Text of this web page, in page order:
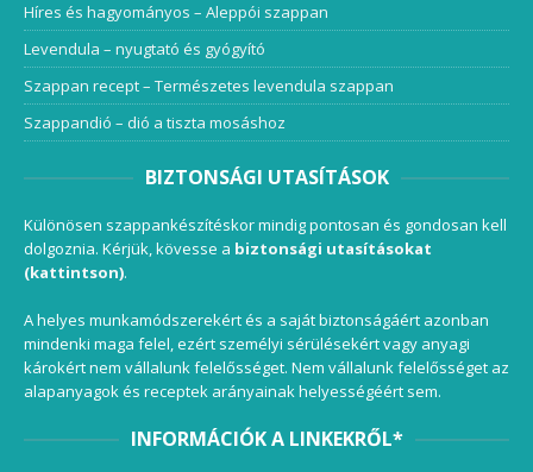
Híres és hagyományos – Aleppói szappan
Levendula – nyugtató és gyógyító
Szappan recept – Természetes levendula szappan
Szappandió – dió a tiszta mosáshoz
BIZTONSÁGI UTASÍTÁSOK
Különösen szappankészítéskor mindig pontosan és gondosan kell
dolgoznia. Kérjük, kövesse a biztonsági utasításokat
(kattintson).
A helyes munkamódszerekért és a saját biztonságáért azonban
mindenki maga felel, ezért személyi sérülésekért vagy anyagi
károkért nem vállalunk felelősséget. Nem vállalunk felelősséget az
alapanyagok és receptek arányainak helyességéért sem.
INFORMÁCIÓK A LINKEKRŐL*